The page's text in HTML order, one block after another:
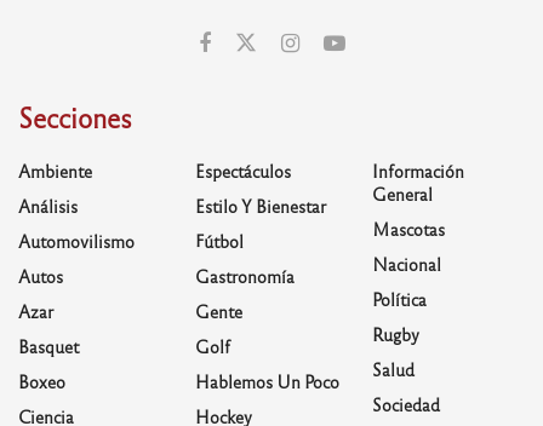
Secciones
Ambiente
Análisis
Automovilismo
Autos
Azar
Basquet
Boxeo
Ciencia
Espectáculos
Estilo Y Bienestar
Fútbol
Gastronomía
Gente
Golf
Hablemos Un Poco
Hockey
Información
General
Mascotas
Nacional
Política
Rugby
Salud
Sociedad